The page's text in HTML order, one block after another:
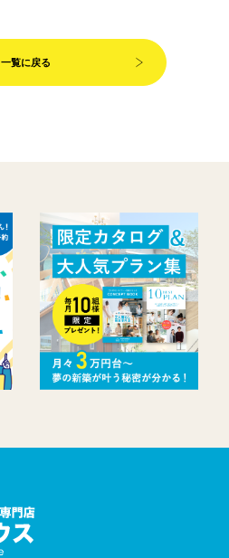
一覧に戻る